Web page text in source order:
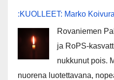
:KUOLLEET: Marko
Rovaniemen
ja RoPS-
nukkunut pois.
nuorena luotettavana,